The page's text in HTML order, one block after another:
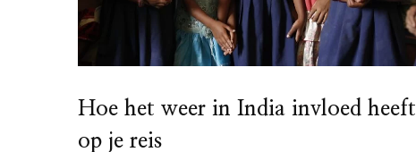
Hoe het weer in India invloed heeft
op je reis